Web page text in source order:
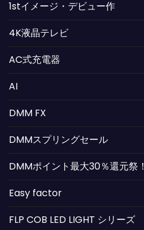
1stイメージ・デビュー作
4K液晶テレビ
AC式充電器
AI
DMM FX
DMMスプリングセール
DMMポイント最大30％還元祭！
Easy factor
FLP COB LED LIGHT シリーズ